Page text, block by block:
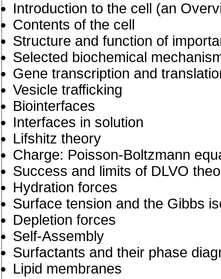
Introduction to the cell (an
Contents of the cell
Structure and function of
Selected biochemical
Gene transcription and
Vesicle trafficking
Biointerfaces
Interfaces in solution
Lifshitz theory
Charge: Poisson-Boltzmann
Success and limits of DLVO
Hydration forces
Surface tension and the Gibbs
Depletion forces
Self-Assembly
Surfactants and their phase
Lipid membranes